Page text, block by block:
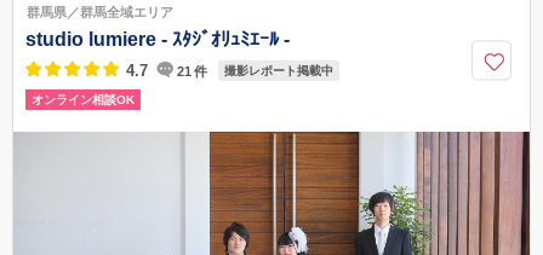
インターより車 5分
群馬県／群馬全域エリア
studio lumiere - ｽﾀｼﾞｵﾘｭﾐｴｰﾙ -
4.7 21 件 撮影レポート掲載中
オンライン相談OK